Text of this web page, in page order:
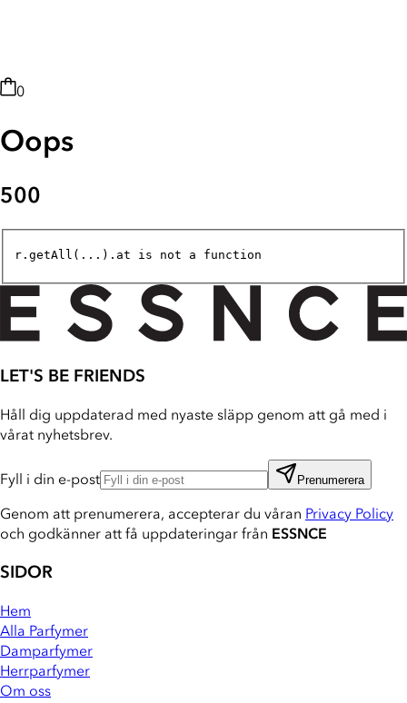
0
Oops
500
r.getAll(...).at is not a function
LET'S BE FRIENDS
Håll dig uppdaterad med nyaste släpp genom att gå med i
vårat nyhetsbrev.
Fyll i din e-post Prenumerera
Genom att prenumerera, accepterar du våran Privacy Policy
och godkänner att få uppdateringar från ESSNCE
SIDOR
Hem
Alla Parfymer
Damparfymer
Herrparfymer
Om oss